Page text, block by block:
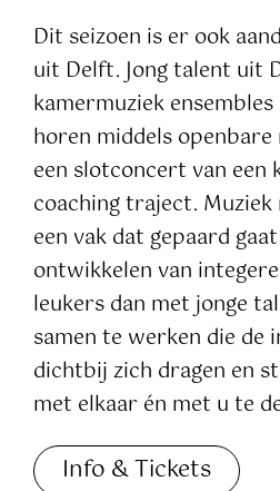
Dit seizoen is er ook
uit Delft. Jong talent uit
kamermuziek
horen middels openbare
een slotconcert van een
coaching traject.
een vak dat gepaard
ontwikkelen van
leukers dan met jonge
samen te werken die de
dichtbij zich dragen en
met elkaar én met u te
Info & Tickets